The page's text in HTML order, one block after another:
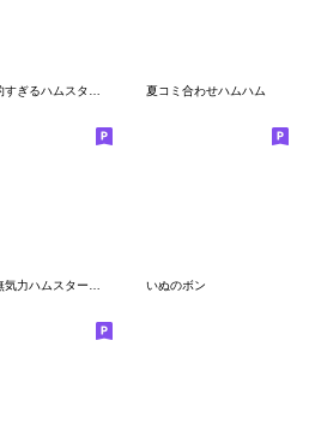
感情的すぎるハムスターたちのBIGスタンプ 夏コミ合わせハムハム
いぬのボン